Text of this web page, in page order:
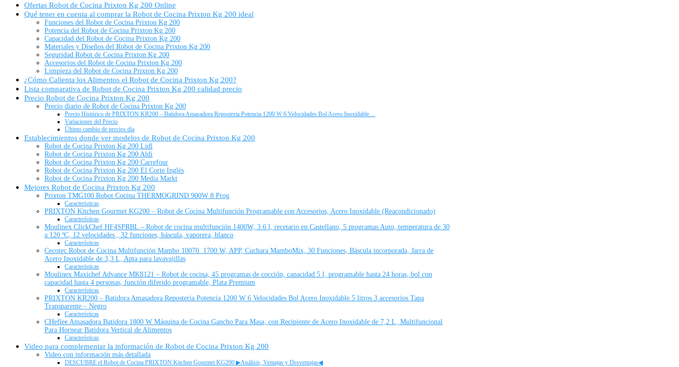
Ofertas Robot de Cocina Prixton Kg 200 Online
Qué tener en cuenta al comprar la Robot de Cocina Prixton Kg 200 ideal
Funciones del Robot de Cocina Prixton Kg 200
Potencia del Robot de Cocina Prixton Kg 200
Capacidad del Robot de Cocina Prixton Kg 200
Materiales y Diseños del Robot de Cocina Prixton Kg 200
Seguridad Robot de Cocina Prixton Kg 200
Accesorios del Robot de Cocina Prixton Kg 200
Limpieza del Robot de Cocina Prixton Kg 200
¿Cómo Calienta los Alimentos el Robot de Cocina Prixton Kg 200?
Lista comparativa de Robot de Cocina Prixton Kg 200 calidad precio
Precio Robot de Cocina Prixton Kg 200
Precio diario de Robot de Cocina Prixton Kg 200
Precio Histórico de PRIXTON KR200 – Batidora Amasadora Reposteria Potencia 1200 W 6 Velocidades Bol Acero Inoxidable…
Variaciones del Precio
Último cambio de precios día
Establecimientos donde ver modelos de Robot de Cocina Prixton Kg 200
Robot de Cocina Prixton Kg 200 Lidl
Robot de Cocina Prixton Kg 200 Aldi
Robot de Cocina Prixton Kg 200 Carrefour
Robot de Cocina Prixton Kg 200 El Corte Inglés
Robot de Cocina Prixton Kg 200 Media Markt
Mejores Robot de Cocina Prixton Kg 200
Prixton TMG100 Robot Cocina THERMOGRIND 900W 8 Prog
Características
PRIXTON Kitchen Gourmet KG200 – Robot de Cocina Multifunción Programable con Accesorios, Acero Inoxidable (Reacondicionado)
Características
Moulinex ClickChef HF4SPRBL – Robot de cocina multifunción 1400W, 3.6 l, recetario en Castellano, 5 programas Auto, temperatura de 30
a 120 ºC, 12 velocidades , 32 funciones, báscula, vaporera, blanco
Características
Cecotec Robot de Cocina Multifunción Mambo 10070. 1700 W, APP, Cuchara MamboMix, 30 Funciones, Báscula incorporada, Jarra de
Acero Inoxidable de 3,3 L, Apta para lavavajillas
Características
Moulinex Maxichef Advance MK8121 – Robot de cocina, 45 programas de cocción, capacidad 5 l, programable hasta 24 horas, bol con
capacidad hasta 4 personas, función diferido programable, Plata Premium
Características
PRIXTON KR200 – Batidora Amasadora Reposteria Potencia 1200 W 6 Velocidades Bol Acero Inoxidable 5 litros 3 accesorios Tapa
Transparente – Negro
Características
CHeflee Amasadora Batidora 1800 W Máquina de Cocina Gancho Para Masa, con Recipiente de Acero Inoxidable de 7,2 L, Multifuncional
Para Hornear Batidora Vertical de Alimentos
Características
Video para complementar la información de Robot de Cocina Prixton Kg 200
Video con información más detallada
DESCUBRE el Robot de Cocina PRIXTON Kitchen Gourmet KG200 ▶Análisis, Ventajas y Desventajas◀